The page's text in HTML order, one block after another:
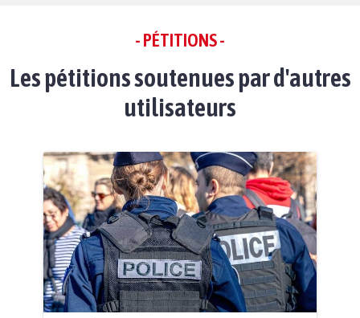
- PÉTITIONS -
Les pétitions soutenues par d'autres
utilisateurs